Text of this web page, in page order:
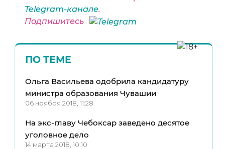
Telegram-канале.
Подпишитесь
ПО ТЕМЕ
Ольга Васильева одобрила кандидатуру
министра образования Чувашии
06 ноября 2018, 11:28
На экс-главу Чебоксар заведено десятое
уголовное дело
14 марта 2018, 10:10